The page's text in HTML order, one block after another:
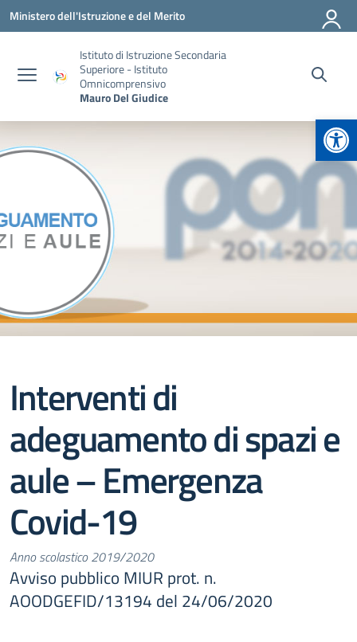
Vai ai contenuti
Vai al menu di navigazione
Vai al footer
Ministero dell'Istruzione e del Merito
Istituto di Istruzione Secondaria
Superiore - Istituto
Omnicomprensivo
Mauro Del Giudice
Interventi di
adeguamento di spazi e
aule – Emergenza
Covid-19
Anno scolastico 2019/2020
Avviso pubblico MIUR prot. n.
AOODGEFID/13194 del 24/06/2020